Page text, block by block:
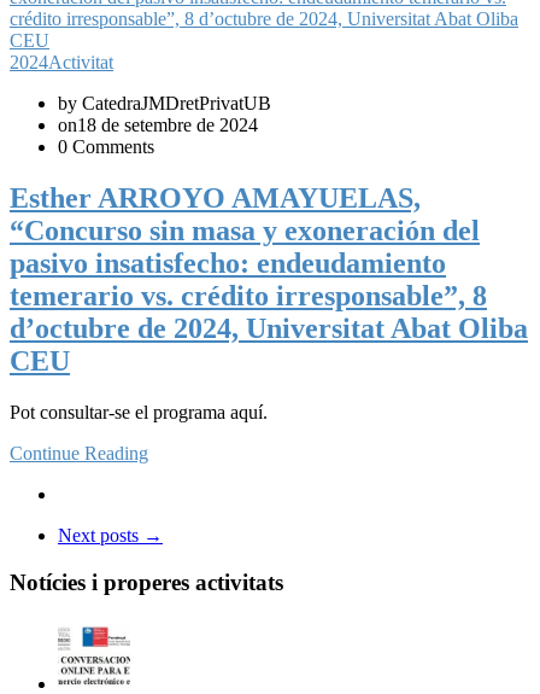
2024Activitat
by CatedraJMDretPrivatUB
on18 de setembre de 2024
0 Comments
Esther ARROYO AMAYUELAS,
“Concurso sin masa y exoneración del
pasivo insatisfecho: endeudamiento
temerario vs. crédito irresponsable”, 8
d’octubre de 2024, Universitat Abat Oliba
CEU
Pot consultar-se el programa aquí.
Continue Reading
Next posts →
Notícies i properes activitats